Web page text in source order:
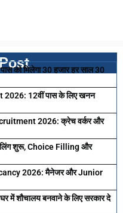
को मिलेगा 30 हजार हर साल 30
12वीं पास के लिए खनन
2026: क्रेच वर्कर और
शुरू, Choice Filling और
2026: मैनेजर और Junior
शौचालय बनवाने के लिए सरकार दे